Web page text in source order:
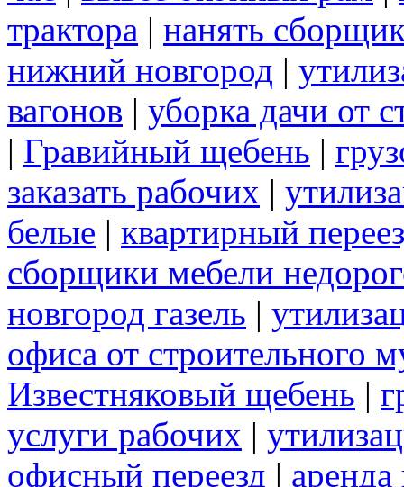
трактора | нанять
нижний новгород |
вагонов | уборка дачи от
| Гравийный щебень |
заказать рабочих |
белые | квартирный
сборщики мебели
новгород газель |
офиса от строительного
Известняковый щебень |
услуги рабочих |
офисный переезд | аренда